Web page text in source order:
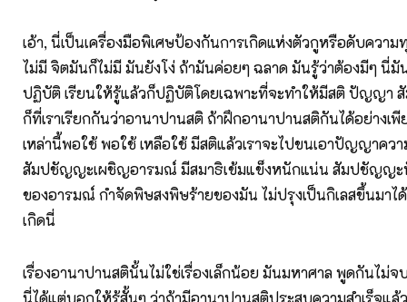
เอ้า, นี่เป็นเครื่องมือพิเศษป้องกันการเกิดแห่งตัวกูหรือดับความ
ไม่มี จิตมันก็ไม่มี มันยังโง่ ถ้ามันค่อยๆ ฉลาด มันรู้ว่าต้องมีๆ นี่มั
ปฏิบัติ เรียนให้รู้แล้วก็ปฏิบัติโดยเฉพาะที่จะทำให้มีสติ ปัญญา
ก็ที่เราเรียกกันว่าอานาปานสติ ถ้าฝึกอานาปานสติกันได้อย่างเ
เหล่านี้พอใช้ พอใช้ เหลือใช้ มีสติแล้วเราจะไปขนเอาปัญญาควา
สัมปชัญญะเผชิญอารมณ์ มีสมาธิเข้มแข็งหนักแน่น สัมปชัญญะ
ของอารมณ์ กำจัดพิษสงพิษร้ายของมัน ไม่ปรุงเป็นกิเลสขึ้นมาไ
เกิดนี่
เรื่องอานาปานสตินั้นไม่ใช่เรื่องเล็กน้อย มันมหาศาล พูดกันไม่
นี่ได้แต่บอกให้รู้สั้นๆ ว่าถ้ามีอานาปานสติประสบความสำเร็จ